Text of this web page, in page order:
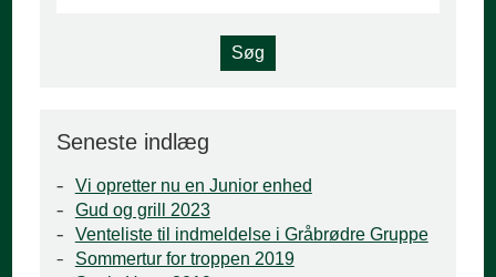
Seneste indlæg
Vi opretter nu en Junior enhed
Gud og grill 2023
Venteliste til indmeldelse i Gråbrødre Gruppe
Sommertur for troppen 2019